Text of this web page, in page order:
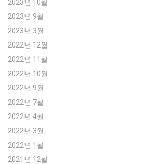
2023년 10월
2023년 9월
2023년 3월
2022년 12월
2022년 11월
2022년 10월
2022년 9월
2022년 7월
2022년 4월
2022년 3월
2022년 1월
2021년 12월